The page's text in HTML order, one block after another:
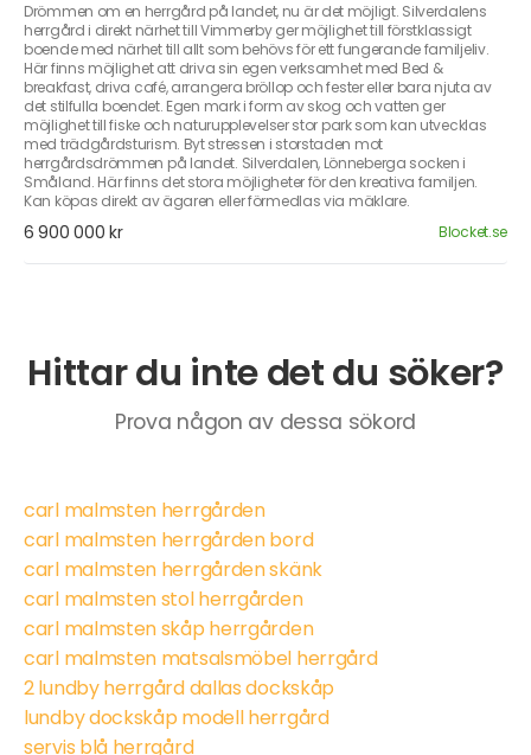
Drömmen om en herrgård på landet, nu är det möjligt. Silverdalens
herrgård i direkt närhet till Vimmerby ger möjlighet till förstklassigt
boende med närhet till allt som behövs för ett fungerande familjeliv.
Här finns möjlighet att driva sin egen verksamhet med Bed &
breakfast, driva café, arrangera bröllop och fester eller bara njuta av
det stilfulla boendet. Egen mark i form av skog och vatten ger
möjlighet till fiske och naturupplevelser stor park som kan utvecklas
med trädgårdsturism. Byt stressen i storstaden mot
herrgårdsdrömmen på landet. Silverdalen, Lönneberga socken i
Småland. Här finns det stora möjligheter för den kreativa familjen.
Kan köpas direkt av ägaren eller förmedlas via mäklare.
6 900 000 kr Blocket.se
Hittar du inte det du söker?
Prova någon av dessa sökord
carl malmsten herrgården
carl malmsten herrgården bord
carl malmsten herrgården skänk
carl malmsten stol herrgården
carl malmsten skåp herrgården
carl malmsten matsalsmöbel herrgård
2 lundby herrgård dallas dockskåp
lundby dockskåp modell herrgård
servis blå herrgård